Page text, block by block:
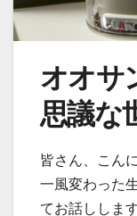
オオサ
思議な
皆さん、こん
一風変わった
てお話ししま